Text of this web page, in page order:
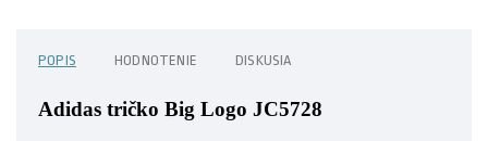
POPIS HODNOTENIE DISKUSIA
Adidas tričko Big Logo JC5728